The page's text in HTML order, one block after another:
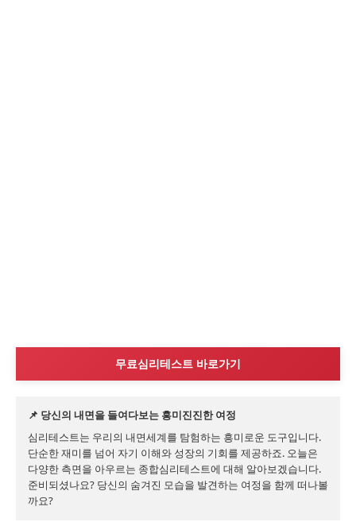
무료심리테스트 바로가기
📌 당신의 내면을 들여다보는 흥미진진한 여정
심리테스트는 우리의 내면세계를 탐험하는 흥미로운 도구입니다.
단순한 재미를 넘어 자기 이해와 성장의 기회를 제공하죠. 오늘은
다양한 측면을 아우르는 종합심리테스트에 대해 알아보겠습니다.
준비되셨나요? 당신의 숨겨진 모습을 발견하는 여정을 함께 떠나볼
까요?